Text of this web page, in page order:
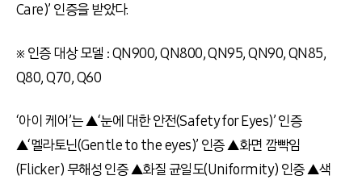
Care)’ 인증을 받았다.
※ 인증 대상 모델 : QN900, QN800, QN95, QN90, QN85,
Q80, Q70, Q60
‘아이 케어’는 ▲‘눈에 대한 안전(Safety for Eyes)’ 인증
▲‘멜라토닌(Gentle to the eyes)’ 인증 ▲화면 깜빡임
(Flicker) 무해성 인증 ▲화질 균일도(Uniformity) 인증 ▲색